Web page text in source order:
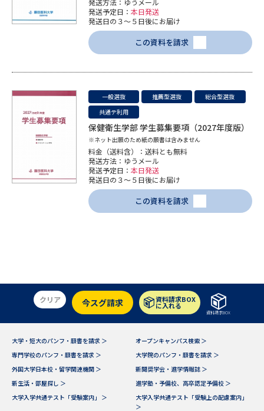
新生活お役立ちガイド
学問発見 学問検索
大学で学びたい学問発見
学問のミニ講義「夢ナビ講義」 学問分野解説
学問の教科書 夢ナビライブ
ユーザーサポート
お支払いについて
テレメール
個人情報取扱規定
特定商取引表記
テレメール進学カタログ
発送方法：ゆうメール
発送予定日： 本日発送
発送日の３～５日後にお届け
この資料を請求
一般選抜 推薦型選抜
総合型選抜
共通テ利用
保健衛生学部 学生募集要項（2027年度版）
※ネット出願のため紙の願書は含みません
料金（送料含）：送料とも無料
発送方法：ゆうメール
発送予定日： 本日発送
発送日の３～５日後にお届け
この資料を請求
クリア 今スグ請求 資料請求BOX
に入れる
資料請求BOX
大学・短大のパンフ・願書を請求 ＞
オープンキャンパス検索 ＞
専門学校のパンフ・願書を請求 ＞
大学院のパンフ・願書を請求 ＞
外国大学日本校・留学関連機関 ＞
新聞奨学会・進学情報誌 ＞
新生活・部屋探し ＞
進学塾・予備校、高卒認定予備校 ＞
大学入学共通テスト「受験案内」 ＞
大学入学共通テスト「受験上の配慮案内」
＞